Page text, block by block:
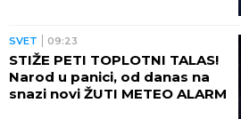
SVET 09:23
STIŽE PETI TOPLOTNI TALAS!
Narod u panici, od danas na
snazi novi ŽUTI METEO ALARM